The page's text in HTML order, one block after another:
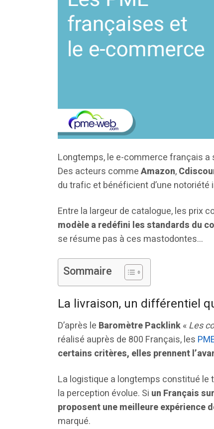
Longtemps, le e-commerce français
Des acteurs commeAmazon,
du trafic et bénéficient d’une
Entre la largeur de catalogue, les prix
modèle a redéfini les standards du
se résume pas à ces mastodontes…
Sommaire
La livraison, un différentiel
D’après le Baromètre Packlink«Les
réalisé auprès de 800 Français, les
certains critères, elles prennent
La logistique a longtemps constitué le
la perception évolue. Si un Français
proposent une meilleure expérience
marqué.